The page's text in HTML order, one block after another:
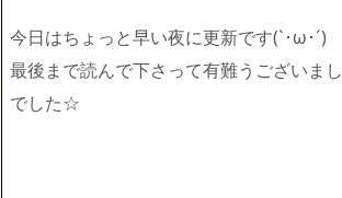
今日はちょっと早い夜に更新です(`･ω･´)ゞ
最後まで読んで下さって有難うございま
でした☆